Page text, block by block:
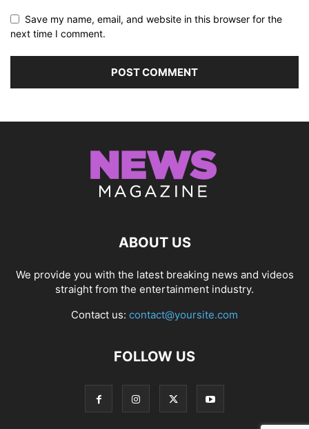
Save my name, email, and website in this browser for the
next time I comment.
ABOUT US
We provide you with the latest breaking news and videos
straight from the entertainment industry.
Contact us: contact@yoursite.com
FOLLOW US